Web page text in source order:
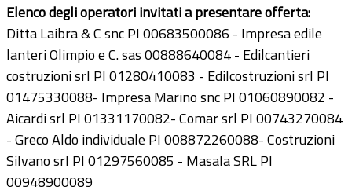
Elenco degli operatori invitati a presentare offerta:
Ditta Laibra & C snc PI 00683500086 - Impresa edile
lanteri Olimpio e C. sas 00888640084 - Edilcantieri
costruzioni srl PI 01280410083 - Edilcostruzioni srl PI
01475330088- Impresa Marino snc PI 01060890082 -
Aicardi srl PI 01331170082- Comar srl PI 00743270084
- Greco Aldo individuale PI 008872260088- Costruzioni
Silvano srl PI 01297560085 - Masala SRL PI
00948900089